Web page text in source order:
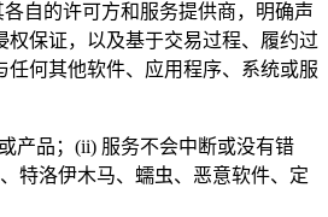
自的许可方和服务提供商，明确声
保证，以及基于交易过程、履约过
何其他软件、应用程序、系统或服
产品；(ii) 服务不会中断或没有错
特洛伊木马、蠕虫、恶意软件、定